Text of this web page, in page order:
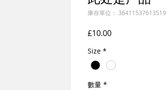
庫存單位：
£10.00價
Size *
數量 *